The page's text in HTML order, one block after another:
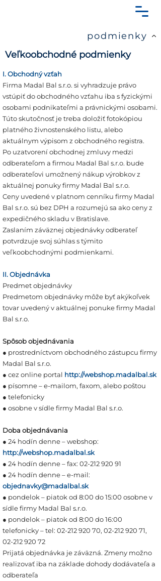
podmienky
Veľkoobchodné podmienky
I. Obchodný vzťah
Firma Madal Bal s.r.o. si vyhradzuje právo
vstúpiť do obchodného vzťahu iba s fyzickými
osobami podnikateľmi a právnickými osobami.
Túto skutočnosť je treba doložiť fotokópiou
platného živnostenského listu, alebo
aktuálnym výpisom z obchodného registra.
Po uzatvorení obchodnej zmluvy medzi
odberateľom a firmou Madal Bal s.r.o. bude
odberateľovi umožnený nákup výrobkov z
aktuálnej ponuky firmy Madal Bal s.r.o.
Ceny uvedené v platnom cenníku firmy Madal
Bal s.r.o. sú bez DPH a rozumejú sa ako ceny z
expedičného skladu v Bratislave.
Zaslaním záväznej objednávky odberateľ
potvrdzuje svoj súhlas s týmito
veľkoobchodnými podmienkami.
II. Objednávka
Predmet objednávky
Predmetom objednávky môže byť akýkoľvek
tovar uvedený v aktuálnej ponuke firmy Madal
Bal s.r.o.
Spôsob objednávania
● prostredníctvom obchodného zástupcu firmy
Madal Bal s.r.o.
● cez online portal http://webshop.madalbal.sk
● písomne – e-mailom, faxom, alebo poštou
● telefonicky
● osobne v sídle firmy Madal Bal s.r.o.
Doba objednávania
● 24 hodín denne – webshop:
http://webshop.madalbal.sk
● 24 hodín denne – fax: 02-212 920 91
● 24 hodín denne – e-mail:
objednavky@madalbal.sk
● pondelok – piatok od 8:00 do 15:00 osobne v
sídle firmy Madal Bal s.r.o.
● pondelok – piatok od 8:00 do 16:00
telefonicky – tel: 02-212 920 70, 02-212 920 71,
02-212 920 72
Prijatá objednávka je záväzná. Zmeny možno
realizovať iba na základe dohody dodávateľa a
odberateľa